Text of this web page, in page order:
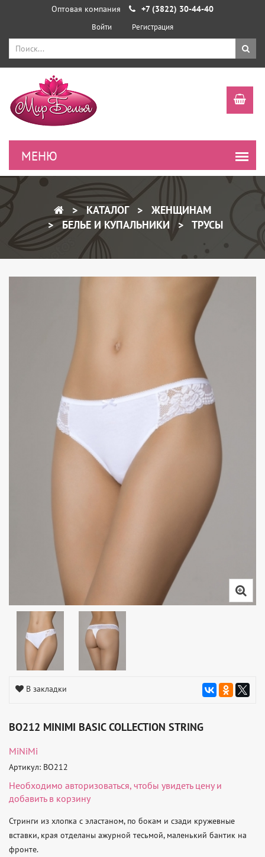
Оптовая компания +7 (3822) 30-44-40
Войти Регистрация
КАТАЛОГ
ЖЕНЩИНАМ
БЕЛЬЕ И КУПАЛЬНИКИ
ТРУСЫ
В закладки
BO212 MINIMI BASIC COLLECTION STRING
MiNiMi
Артикул: BO212
Необходимо авторизоваться, чтобы увидеть цену и
добавить в корзину
Стринги из хлопка с эластаном, по бокам и сзади кружевные
вставки, края отделаны ажурной тесьмой, маленький бантик на
фронте.